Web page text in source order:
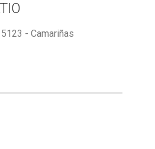
- Camariñas